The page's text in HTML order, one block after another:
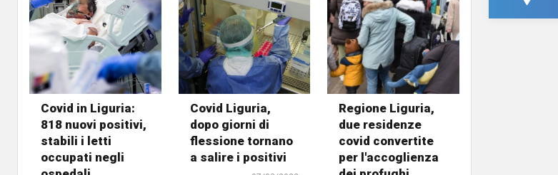
Covid in Liguria:
818 nuovi positivi,
stabili i letti
occupati negli
Covid Liguria,
dopo giorni di
flessione tornano
a salire i positivi
Regione Liguria,
due residenze
covid convertite
per l'accoglienza